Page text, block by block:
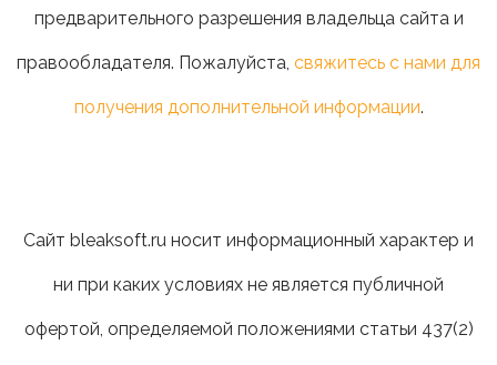
предварительного разрешения владельца сайта и
правообладателя. Пожалуйста, свяжитесь с нами для
получения дополнительной информации.
Сайт bleaksoft.ru носит информационный характер и
ни при каких условиях не является публичной
офертой, определяемой положениями статьи 437(2)